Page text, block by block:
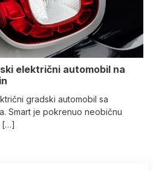
električni automobil na
gradski automobil sa
Smart je pokrenuo neobičnu
[…]